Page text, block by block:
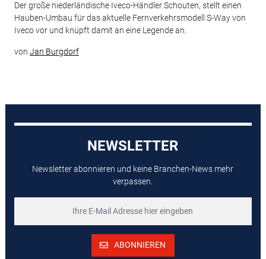
Der große niederländische Iveco-Händler Schouten, stellt einen
Hauben-Umbau für das aktuelle Fernverkehrsmodell S-Way von
Iveco vor und knüpft damit an eine Legende an.
von Jan Burgdorf
NEWSLETTER
Newsletter abonnieren und keine Branchen-News mehr
verpassen.
ABONNIEREN